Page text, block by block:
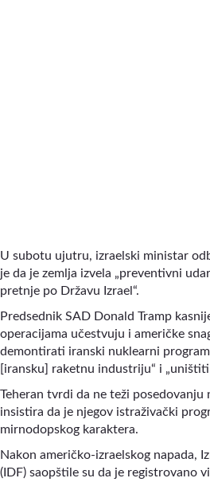
U subotu ujutru, izraelski ministar
je da je zemlja izvela „preventivni
pretnje po Državu Izrael“.
Predsednik SAD Donald Tramp
operacijama učestvuju i američke
demontirati iranski nuklearni
[iransku] raketnu industriju“ i
Teheran tvrdi da ne teži posedovanju
insistira da je njegov istraživački
mirnodopskog karaktera.
Nakon američko-izraelskog napada,
(IDF) saopštile su da je registrovano